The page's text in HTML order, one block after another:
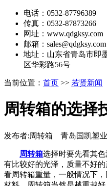
电话：0532-87796389
传真：0532-87873266
网址：www.qdgksy.com
邮箱：sales@qdgksy.com
地址：山东省青岛市即
区华彩路56号
当前位置： 首页 >> 若贤新闻
周转箱的选择
发布者:周转箱 青岛国凯塑
周转箱选择时要先看其色
有比较好的光泽，质量不好
看周转箱重量，一般情况下